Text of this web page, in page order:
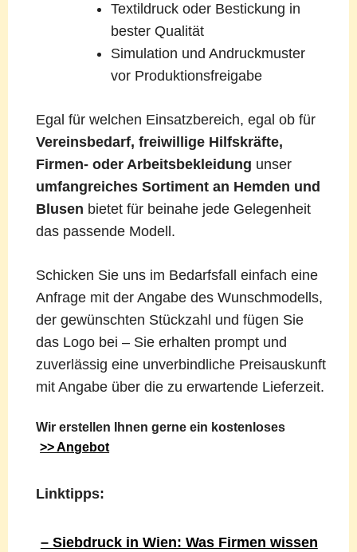
Textildruck oder Bestickung in
bester Qualität
Simulation und Andruckmuster
vor Produktionsfreigabe
Egal für welchen Einsatzbereich, egal ob für
Vereinsbedarf, freiwillige Hilfskräfte,
Firmen- oder Arbeitsbekleidung unser
umfangreiches Sortiment an Hemden und
Blusen bietet für beinahe jede Gelegenheit
das passende Modell.
Schicken Sie uns im Bedarfsfall einfach eine
Anfrage mit der Angabe des Wunschmodells,
der gewünschten Stückzahl und fügen Sie
das Logo bei – Sie erhalten prompt und
zuverlässig eine unverbindliche Preisauskunft
mit Angabe über die zu erwartende Lieferzeit.
Wir erstellen Ihnen gerne ein kostenloses
>> Angebot
Linktipps:
– Siebdruck in Wien: Was Firmen wissen